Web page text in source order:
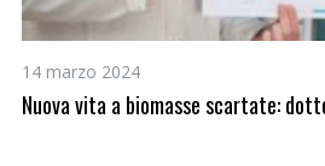
14 marzo 2024
Nuova vita a biomasse scartate: